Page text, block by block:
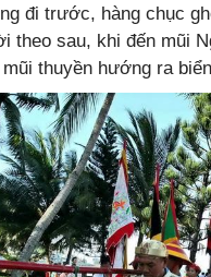
đi trước, hàng chục
theo sau, khi đến mũi
thuyền hướng ra